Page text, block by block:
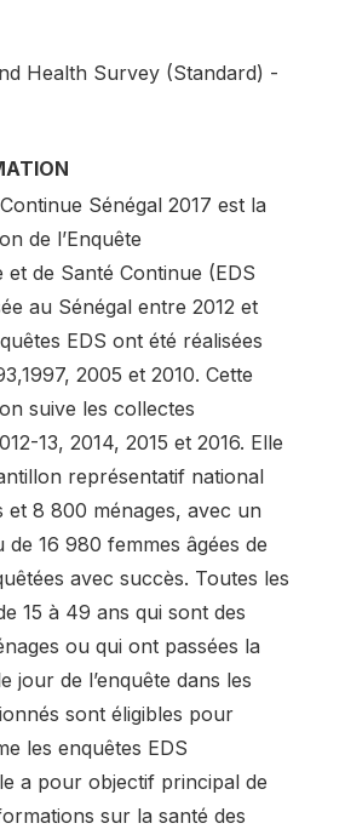
Health Survey (Standard) -
Sénégal 2017 est la
de l’Enquête
et de Santé Continue (EDS
au Sénégal entre 2012 et
EDS ont été réalisées
2005 et 2010. Cette
suive les collectes
13, 2014, 2015 et 2016. Elle
représentatif national
et 8 800 ménages, avec un
16 980 femmes âgées de
avec succès. Toutes les
15 à 49 ans qui sont des
ou qui ont passées la
jour de l’enquête dans les
sont éligibles pour
les enquêtes EDS
a pour objectif principal de
sur la santé des